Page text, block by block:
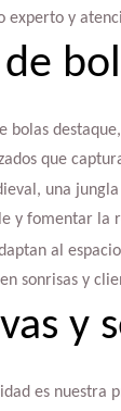
experto y
de
bolas
que
una
y fomentar la
al
sonrisas y
y
es nuestra